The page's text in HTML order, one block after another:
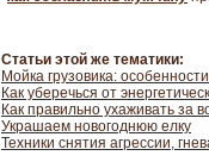
Статьи этой же тематики:
Мойка грузовика:
Как уберечься от
Как правильно ухаживать за
Украшаем новогоднюю елку
Техники снятия агрессии,